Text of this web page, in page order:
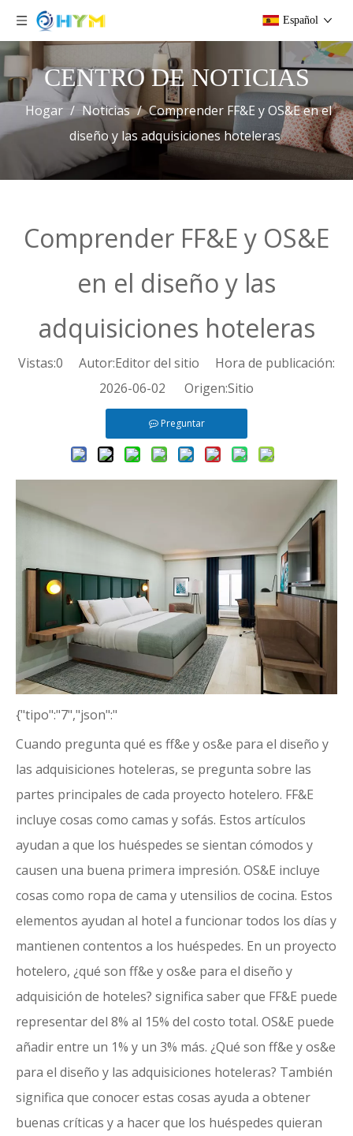
Español
CENTRO DE NOTICIAS
Hogar / Noticias / Comprender FF&E y OS&E en el
diseño y las adquisiciones hoteleras
Comprender FF&E y OS&E
en el diseño y las
adquisiciones hoteleras
Vistas:0 Autor:Editor del sitio Hora de publicación:
2026-06-02 Origen:Sitio
Preguntar
{"tipo":"7","json":"
Cuando pregunta qué es ff&e y os&e para el diseño y
las adquisiciones hoteleras, se pregunta sobre las
partes principales de cada proyecto hotelero. FF&E
incluye cosas como camas y sofás. Estos artículos
ayudan a que los huéspedes se sientan cómodos y
causen una buena primera impresión. OS&E incluye
cosas como ropa de cama y utensilios de cocina. Estos
elementos ayudan al hotel a funcionar todos los días y
mantienen contentos a los huéspedes. En un proyecto
hotelero, ¿qué son ff&e y os&e para el diseño y
adquisición de hoteles? significa saber que FF&E puede
representar del 8% al 15% del costo total. OS&E puede
añadir entre un 1% y un 3% más. ¿Qué son ff&e y os&e
para el diseño y las adquisiciones hoteleras? También
significa que conocer estas cosas ayuda a obtener
buenas críticas y a hacer que los huéspedes quieran